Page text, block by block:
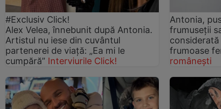
#Exclusiv Click!
Alex Velea, înnebunit după Antonia.
Artistul nu iese din cuvântul
partenerei de viață: „Ea mi le
cumpără” Interviurile Click!
Antonia,
frumuseții
frumoase
românești